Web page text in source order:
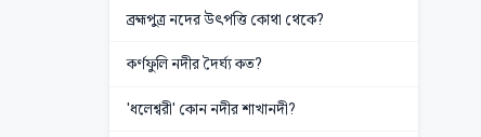
ব্রহ্মপুত্র নদের উৎপত্তি কোথা থেকে?
কর্ণফুলি নদীর দৈর্ঘ্য কত?
'ধলেশ্বরী' কোন নদীর শাখানদী?